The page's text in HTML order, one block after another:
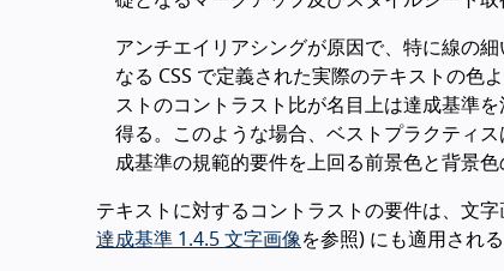
アンチエイリアシングが原因で、特に線の
なる CSS で定義された実際のテキストの色
ストのコントラスト比が名目上は達成基準
得る。このような場合、ベストプラクティ
成基準の規範的要件を上回る前景色と背景
テキストに対するコントラストの要件は、文
達成基準 1.4.5 文字画像を参照) にも適用される